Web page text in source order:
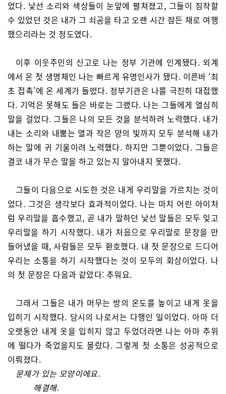
었다. 낯선 소리와 색상들이 눈앞에 펼쳐졌고, 그들이 짐작할
수 있었던 것은 내가 그 쇠공을 타고 오랜 시간 잠든 채로 여행
했으리라는 것 정도였다.
이후 이웃주민의 신고로 나는 정부 기관에 인계됐다. 외계
에서 온 첫 생명체인 나는 빠르게 유명인사가 됐다. 이른바 ‘최
초 접촉’에 온 세계가 들떴다. 정부기관은 나를 극진히 대접했
다. 기억은 못해도 들은 바로는 그랬다. 나는 그들에게 열심히
말을 걸었다. 그들은 나의 모든 것을 분석하려 노력했다. 내가
내는 소리와 내뿜는 열과 작은 양의 빛까지 모두 분석해 내가
하는 말에 귀 기울이려 노력했다. 하지만 그뿐이었다. 그들은
결코 내가 무슨 말을 하고 있는지 알아내지 못했다.
그들이 다음으로 시도한 것은 내게 우리말을 가르치는 것이
었다. 그것은 생각보다 효과적이었다. 나는 마치 어린 아이처
럼 우리말을 흡수했고, 곧 내가 말하던 낯선 말들은 모두 잊고
우리말을 하기 시작했다. 내가 처음으로 우리말로 문장을 만
들어냈을 때, 사람들은 모두 환호했다. 내 첫 문장으로 드디어
우리는 소통을 하기 시작했다는 것이 모두의 회상이었다. 나
의 첫 문장은 다음과 같았다: 추워요.
그래서 그들은 내가 머무는 방의 온도를 높이고 내게 옷을
입히기 시작했다. 당시의 나로서는 다행인 일이었다. 아마 더
오랫동안 내게 옷을 입히지 않고 두었더라면 나는 아마 추위
에 떨다가 죽었을지도 몰랐다. 그렇게 첫 소통은 성공적으로
이뤄졌다.
문제가 있는 모양이에요.
해결해.